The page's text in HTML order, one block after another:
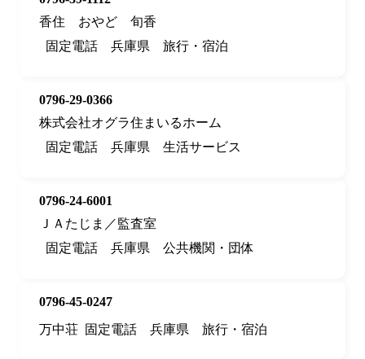
香住 おやど 旬香
固定電話
兵庫県 旅行・宿泊
0796-29-0366
株式会社オグラ住まいるホーム
固定電話
兵庫県 生活サービス
0796-24-6001
ＪＡたじま／監査室
固定電話
兵庫県 公共機関・団体
0796-45-0247
万中荘 固定電話 兵庫県 旅行・宿泊